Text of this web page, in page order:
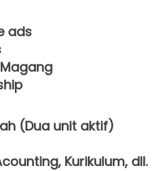
ads
(Dua unit aktif)
Kurikulum, dll.